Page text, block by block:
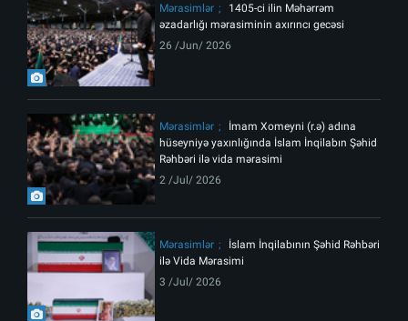
Mərasimlər
1405-ci ilin Məhərrəm
əzadarlığı mərasiminin axırıncı gecəsi
26 /Jun/ 2026
Mərasimlər
İmam Xomeyni (r.ə) adına
hüseyniyə yaxınlığında İslam İnqilabın Şəhid
Rəhbəri ilə vida mərasimi
2 /Jul/ 2026
Mərasimlər
İslam İnqilabının Şəhid Rəhbəri
ilə Vida Mərasimi
3 /Jul/ 2026